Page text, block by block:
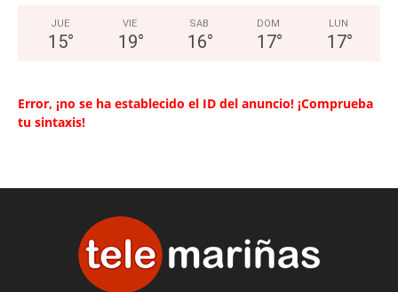
JUE
15°
VIE
19°
SAB
16°
DOM
17°
LUN
17°
Error, ¡no se ha establecido el ID del anuncio! ¡Comprueba
tu sintaxis!